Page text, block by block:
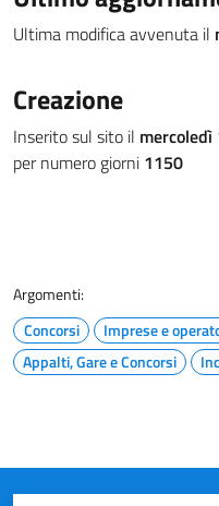
Ultima modifica avvenuta il
Creazione
Inserito sul sito il
per numero giorni 1150
Argomenti:
Concorsi
Imprese e
Appalti, Gare e Concorsi